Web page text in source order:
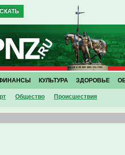
Общество Проиcшествия
КУЛЬТУРА ЗДОРОВЬЕ